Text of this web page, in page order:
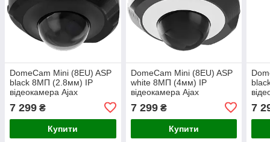
DomeCam Mini (8EU) ASP
black 8МП (2.8мм) IP
відеокамера Ajax
7 299 ₴
Купити
DomeCam Mini (8EU) ASP
white 8МП (4мм) IP
відеокамера Ajax
7 299₴
Купити
7